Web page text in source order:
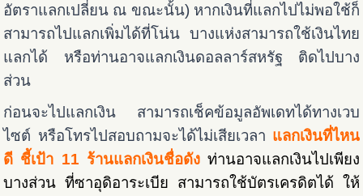
อัตราแลกเปลี่ยน ณ ขณะนั้น) หากเงินที่แลกไปไม่พอใช้ก็
สามารถไปแลกเพิ่มได้ที่โน่น บางแห่งสามารถใช้เงินไทย
แลกได้ หรือท่านอาจแลกเงินดอลลาร์สหรัฐ ติดไปบาง
ส่วน
ก่อนจะไปแลกเงิน สามารถเช็คข้อมูลอัพเดทได้ทางเวบ
ไซต์ หรือโทรไปสอบถามจะได้ไม่เสียเวลา แลกเงินที่ไหน
ดี ชี้เป้า 11 ร้านแลกเงินชื่อดัง ท่านอาจแลกเงินไปเพียง
บางส่วน ที่ซาอุดิอาระเบีย สามารถใช้บัตรเครดิตได้ ให้